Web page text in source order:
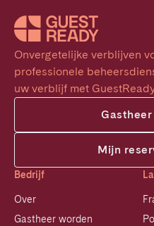
Onvergetelijke verblijven
professionele
uw verblijf met
Mijn
Bedrijf
Over
Gastheer worden